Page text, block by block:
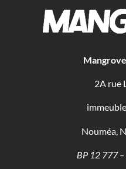
2A rue
Nouméa,
BP 12 777